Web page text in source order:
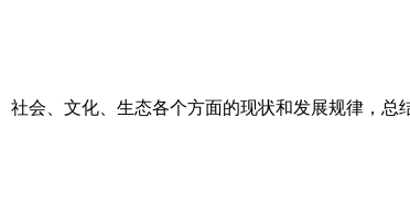
会、文化、生态各个方面的现状和发展规律，